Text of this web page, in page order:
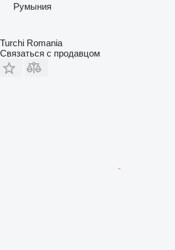
Румыния
Turchi Romania
Связаться с продавцом